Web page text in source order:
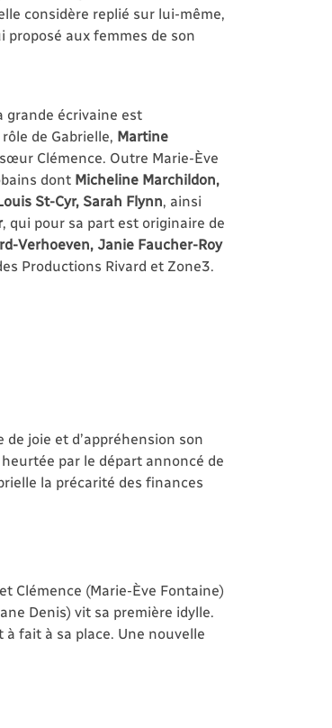
considère replié sur lui-même,
aux femmes de son
grande écrivaine est
de Gabrielle, Martine
Clémence. Outre Marie-Ève
dont Micheline Marchildon,
St-Cyr, Sarah Flynn, ainsi
, qui pour sa part est originaire de
Verhoeven, Janie Faucher-Roy
Productions Rivard et Zone3.
joie et d’appréhension son
par le départ annoncé de
la précarité des finances
Clémence (Marie-Ève Fontaine)
Denis) vit sa première idylle.
à fait à sa place. Une nouvelle